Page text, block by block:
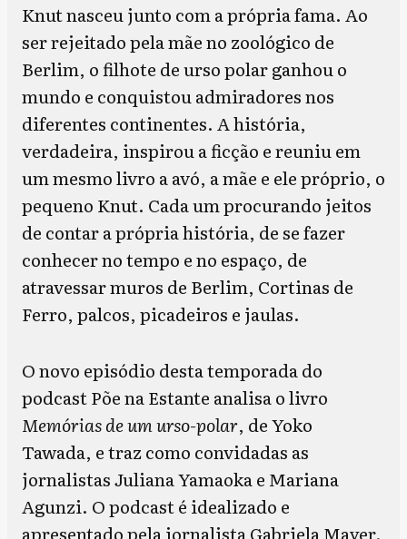
Knut nasceu junto com a própria fama. Ao
ser rejeitado pela mãe no zoológico de
Berlim, o filhote de urso polar ganhou o
mundo e conquistou admiradores nos
diferentes continentes. A história,
verdadeira, inspirou a ficção e reuniu em
um mesmo livro a avó, a mãe e ele próprio, o
pequeno Knut. Cada um procurando jeitos
de contar a própria história, de se fazer
conhecer no tempo e no espaço, de
atravessar muros de Berlim, Cortinas de
Ferro, palcos, picadeiros e jaulas.
O novo episódio desta temporada do
podcast Põe na Estante analisa o livro
Memórias de um urso-polar, de Yoko
Tawada, e traz como convidadas as
jornalistas Juliana Yamaoka e Mariana
Agunzi. O podcast é idealizado e
apresentado pela jornalista Gabriela Mayer.